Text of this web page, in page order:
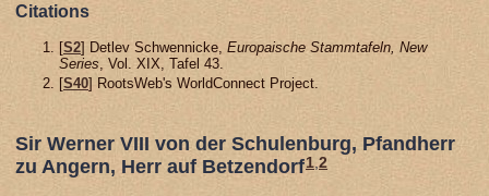
Citations
[S2] Detlev Schwennicke, Europaische Stammtafeln, New
Series, Vol. XIX, Tafel 43.
[S40] RootsWeb's WorldConnect Project.
Sir Werner VIII von der Schulenburg, Pfandherr
zu Angern, Herr auf Betzendorf1 2